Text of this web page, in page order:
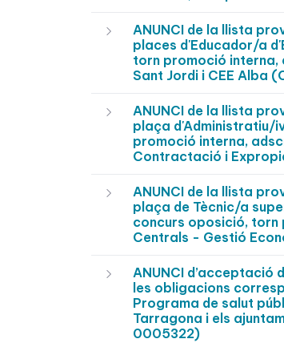
ANUNCI de la llista
places d'Educador/a
torn promoció interna,
Sant Jordi i CEE Alba
ANUNCI de la llista
plaça d'Administratiu/
promoció interna,
Contractació i
ANUNCI de la llista
plaça de Tècnic/a
concurs oposició, torn
Centrals - Gestió
ANUNCI d’acceptació
les obligacions
Programa de salut
Tarragona i els
0005322)